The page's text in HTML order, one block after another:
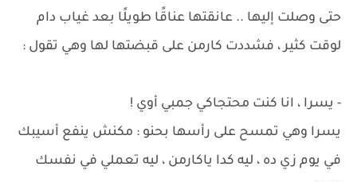
حتى وصلت إليها .. عانقتها عناقًا طويلًا بعد غياب دام
لوقت كثير ، فشددت كارمن على قبضتها لها وهي تقول :
- يسرا ، انا كنت محتجاكي جمبي أوي !
يسرا وهي تمسح على رأسها بحنو : مكنش ينفع أسيبك
في يوم زي ده ، ليه كدا ياكارمن ، ليه تعملي في نفسك